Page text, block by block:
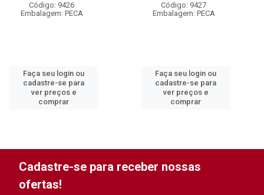
Código: 9426
Embalagem: PECA
Faça seu login ou
cadastre-se para
ver preços e
comprar
Código: 9427
Embalagem: PECA
Faça seu login ou
cadastre-se para
ver preços e
comprar
Cadastre-se para receber nossas
ofertas!